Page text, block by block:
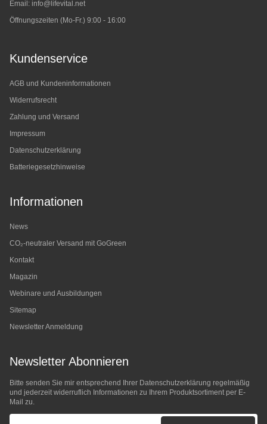
Email: info@lifevital.net
Öffnungszeiten (Mo-Fr.) 9:00 - 16:00
Kundenservice
AGB und Kundeninformationen
Widerrufsrecht
Zahlung und Versand
Impressum
Datenschutzerklärung
Batteriegesetzhinweise
Informationen
News
CO₂-neutraler Versand mit GoGreen
Kontakt
Magazin
Webinare und Ausbildungen
Sitemap
Newsletter Anmeldung
Newsletter Abonnieren
Bitte senden Sie mir entsprechend Ihrer Datenschutzerklärung regelmäßig
und jederzeit widerruflich Informationen zu Ihrem Produktsortiment per E-
Mail zu.